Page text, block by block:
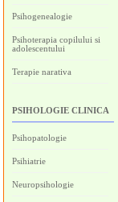
Psihogenealogie
Psihoterapia copilului si
adolescentului
Terapie narativa
PSIHOLOGIE CLINICA
Psihopatologie
Psihiatrie
Neuropsihologie